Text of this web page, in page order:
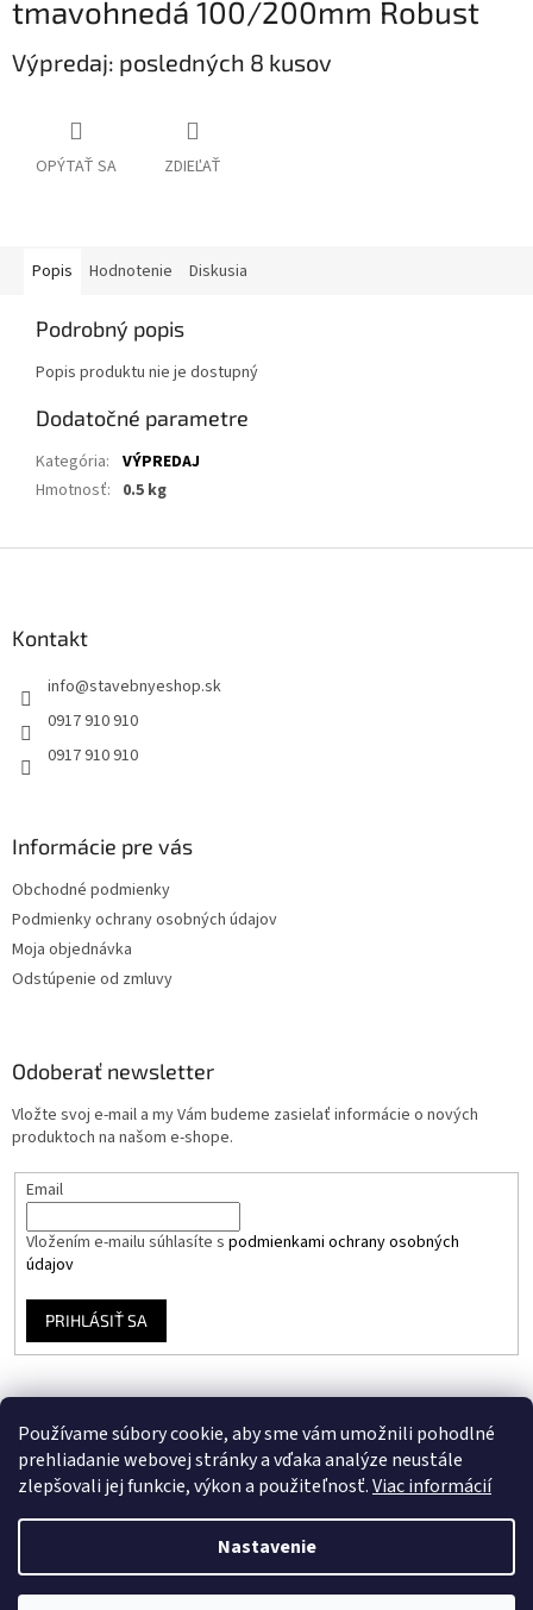
Používame súbory cookie, aby sme vám umožnili pohodlné
prehliadanie webovej stránky a vďaka analýze neustále
zlepšovali jej funkcie, výkon a použiteľnosť.Viac informácií
Nastavenie
tmavohnedá 100/200mm Robust
Výpredaj: posledných 8 kusov
OPÝTAŤ SA ZDIEĽAŤ
Popis Hodnotenie Diskusia
Podrobný popis
Popis produktu nie je dostupný
Dodatočné parametre
Kategória: VÝPREDAJ
Hmotnosť: 0.5 kg
Kontakt
info@stavebnyeshop.sk
0917 910 910
0917 910 910
Informácie pre vás
Obchodné podmienky
Podmienky ochrany osobných údajov
Moja objednávka
Odstúpenie od zmluvy
Odoberať newsletter
Vložte svoj e-mail a my Vám budeme zasielať informácie o nových
produktoch na našom e-shope.
Email
Vložením e-mailu súhlasíte s podmienkami ochrany osobných
údajov
PRIHLÁSIŤ SA
Copyright 2026Stavebný Eshop. Všetky práva vyhradené.Upraviť